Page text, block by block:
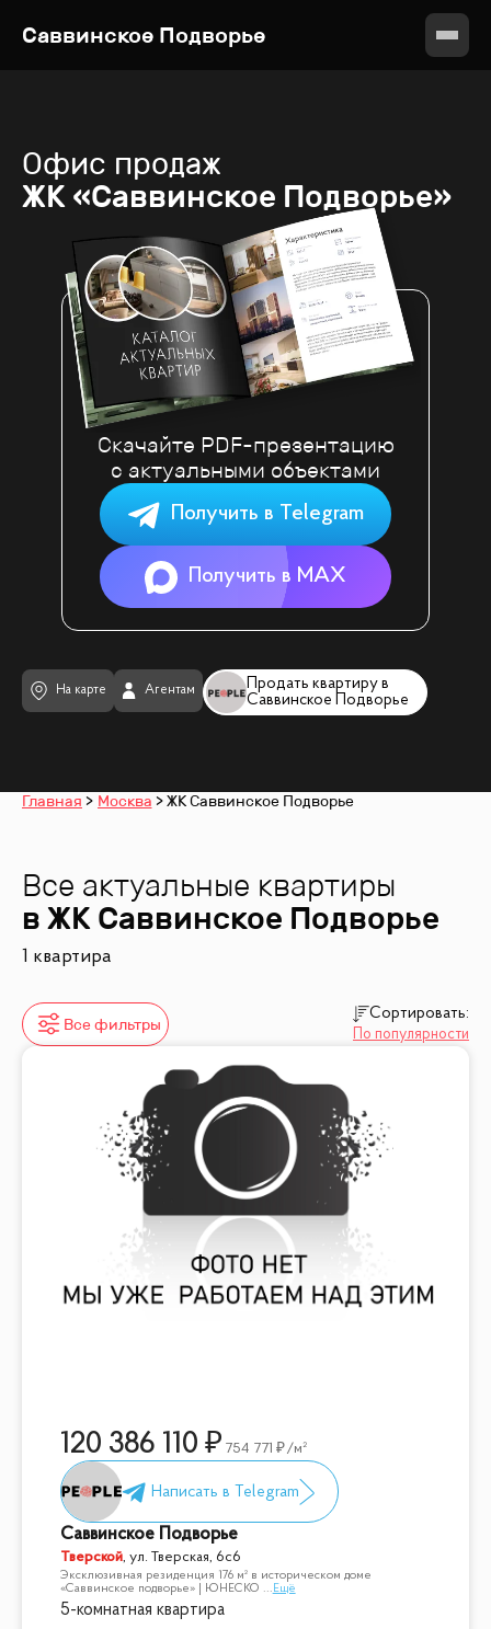
Саввинское Подворье
Офис продаж
ЖК «Саввинское Подворье»
Продать квартиру в
Саввинское Подворье
На карте Агентам
Скачайте PDF-презентацию
с актуальными объектами
Получить в Telegram
Получить в MAX
Главная Москва ЖК Саввинское Подворье
Все актуальные квартиры
в ЖК Саввинское Подворье
1 квартира
Все фильтры
Сортировать:
По популярности
120 386 110 754 771 /м²
Саввинское Подворье
Тверской, ул. Тверская, 6с6
Эксклюзивная резиденция 176 м² в историческом доме
«Саввинское подворье» | ЮНЕСКО ... Ещё
5-комнатная квартира